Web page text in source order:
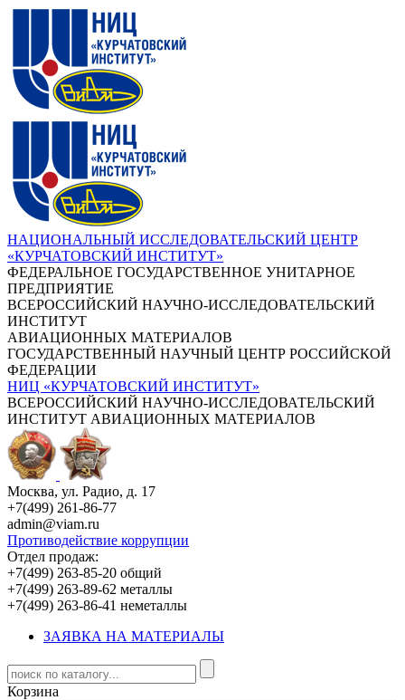
НАЦИОНАЛЬНЫЙ ИССЛЕДОВАТЕЛЬСКИЙ ЦЕНТР
«КУРЧАТОВСКИЙ ИНСТИТУТ»
ФЕДЕРАЛЬНОЕ ГОСУДАРСТВЕННОЕ УНИТАРНОЕ
ПРЕДПРИЯТИЕ
ВСЕРОССИЙСКИЙ НАУЧНО-ИССЛЕДОВАТЕЛЬСКИЙ
ИНСТИТУТ
АВИАЦИОННЫХ МАТЕРИАЛОВ
ГОСУДАРСТВЕННЫЙ НАУЧНЫЙ ЦЕНТР РОССИЙСКОЙ
ФЕДЕРАЦИИ
НИЦ «КУРЧАТОВСКИЙ ИНСТИТУТ»
ВСЕРОССИЙСКИЙ НАУЧНО-ИССЛЕДОВАТЕЛЬСКИЙ
ИНСТИТУТ АВИАЦИОННЫХ МАТЕРИАЛОВ
Москва, ул. Радио, д. 17
+7(499) 261-86-77
admin@viam.ru
Противодействие коррупции
Отдел продаж:
+7(499) 263-85-20 общий
+7(499) 263-89-62 металлы
+7(499) 263-86-41 неметаллы
ЗАЯВКА НА МАТЕРИАЛЫ
Корзина